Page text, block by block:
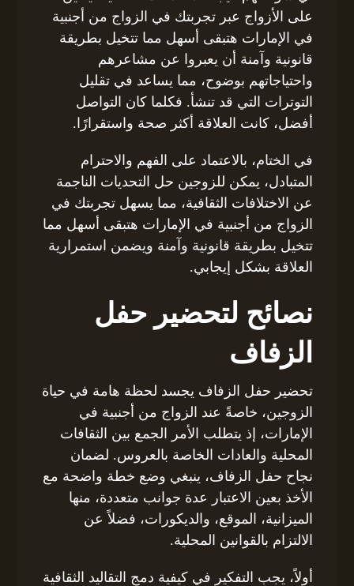
على الأزواج عبر تجربتك في الزواج من أجنبية
في الإمارات هتبقى أسهل مما تتخيل بطريقة
قانونية وآمنة أن يعبروا عن مشاعرهم
واحتياجاتهم بوضوح، مما يساعد في تقليل
التوترات التي قد تنشأ. فكلما كان التواصل
أفضل، كانت العلاقة أكثر صحة واستقرارًا.
في الختام، بالاعتماد على الفهم والاحترام
المتبادل، يمكن للزوجين حل التحديات الناجمة
عن الاختلافات الثقافية، مما يسهل تجربتك في
الزواج من أجنبية في الإمارات هتبقى أسهل مما
تتخيل بطريقة قانونية وآمنة ويضمن استمرارية
العلاقة بشكل إيجابي.
نصائح لتحضير حفل
الزفاف
تحضير حفل الزفاف يجسد لحظة هامة في حياة
الزوجين، خاصةً عند الزواج من أجنبية في
الإمارات، إذ يتطلب الأمر الجمع بين الثقافات
المحلية والعادات الخاصة بالعروس. لضمان
نجاح حفل الزفاف، ينبغي وضع خطة واضحة مع
الأخذ بعين الاعتبار عدة جوانب متعددة، منها
الميزانية، الموقع، والديكورات، فضلاً عن
الالتزام بالقوانين المحلية.
أولاً، يجب التفكير في كيفية دمج التقاليد الثقافية